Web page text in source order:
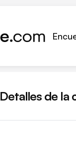
Detalles de la